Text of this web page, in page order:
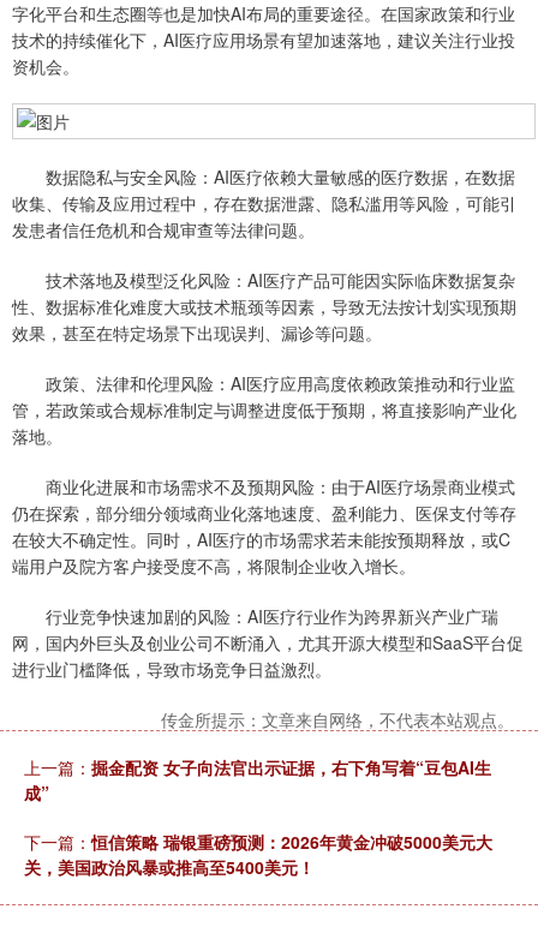
字化平台和生态圈等也是加快AI布局的重要途径。在国家政策和行业
技术的持续催化下，AI医疗应用场景有望加速落地，建议关注行业投
资机会。
数据隐私与安全风险：AI医疗依赖大量敏感的医疗数据，在数据
收集、传输及应用过程中，存在数据泄露、隐私滥用等风险，可能引
发患者信任危机和合规审查等法律问题。
技术落地及模型泛化风险：AI医疗产品可能因实际临床数据复杂
性、数据标准化难度大或技术瓶颈等因素，导致无法按计划实现预期
效果，甚至在特定场景下出现误判、漏诊等问题。
政策、法律和伦理风险：AI医疗应用高度依赖政策推动和行业监
管，若政策或合规标准制定与调整进度低于预期，将直接影响产业化
落地。
商业化进展和市场需求不及预期风险：由于AI医疗场景商业模式
仍在探索，部分细分领域商业化落地速度、盈利能力、医保支付等存
在较大不确定性。同时，AI医疗的市场需求若未能按预期释放，或C
端用户及院方客户接受度不高，将限制企业收入增长。
行业竞争快速加剧的风险：AI医疗行业作为跨界新兴产业广瑞
网，国内外巨头及创业公司不断涌入，尤其开源大模型和SaaS平台促
进行业门槛降低，导致市场竞争日益激烈。
传金所提示：文章来自网络，不代表本站观点。
上一篇： 掘金配资 女子向法官出示证据，右下角写着“豆包AI生
成”
下一篇：恒信策略 瑞银重磅预测：2026年黄金冲破5000美元大
关，美国政治风暴或推高至5400美元！